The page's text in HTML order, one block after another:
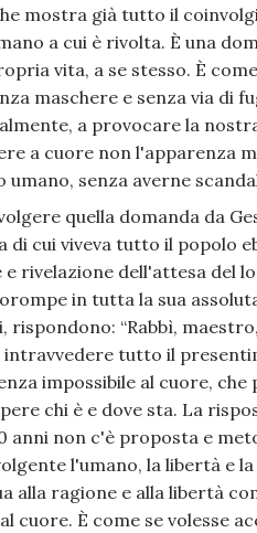
mostra già tutto il
a cui è rivolta. È una
vita, a se stesso. È
maschere e senza via di
a provocare la
a cuore non l'apparenza
senza averne
quella domanda da
cui viveva tutto il popolo
rivelazione dell'attesa del
in tutta la sua
“Rabbì,
intravvedere tutto il
impossibile al cuore,
chi è e dove sta. La
anni non c'è proposta e
l'umano, la libertà e la
alla ragione e alla libertà
cuore. È come se volesse